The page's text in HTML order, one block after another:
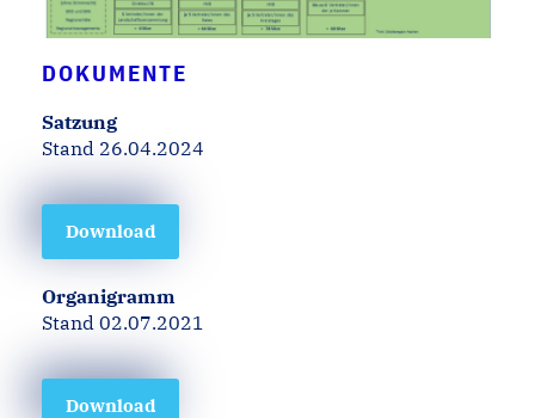
DOKUMENTE
Satzung
Stand 26.04.2024
Download
Organigramm
Stand 02.07.2021
Download